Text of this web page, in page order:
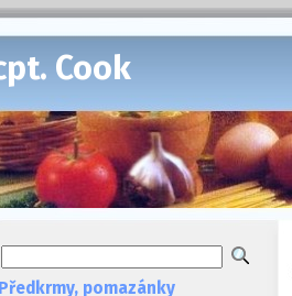
Cook
Předkrmy, pomazánky